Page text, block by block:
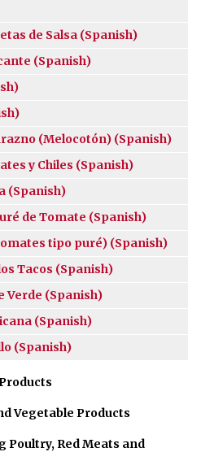
de Salsa (Spanish)
(Spanish)
(Melocotón) (Spanish)
y Chiles (Spanish)
(Spanish)
de Tomate (Spanish)
tipo puré) (Spanish)
Tacos (Spanish)
Verde (Spanish)
(Spanish)
(Spanish)
Vegetable Products
Poultry, Red Meats and